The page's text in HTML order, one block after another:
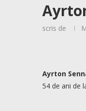
scris de
Ayrton
54 de ani de